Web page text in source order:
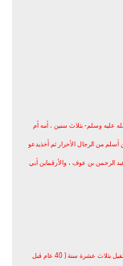
عليه وسلم- بثلاث سنين ، أمه أم
أسلم من الرجال الأحرار ثم أخذيدعو
الرحمن بن عوف ، والأرقمابن أبي
رضي الله عنهأبو حفص ، عمر بن الخطاب بن نُفيل القرشي العدوى ، ولدبعد عام الفيل بثلاث عشرة سنة ( 40 عام قبل